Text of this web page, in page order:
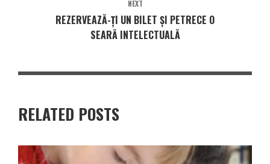
NEXT
REZERVEAZĂ-ȚI UN BILET ȘI PETRECE O
SEARĂ INTELECTUALĂ
RELATED POSTS